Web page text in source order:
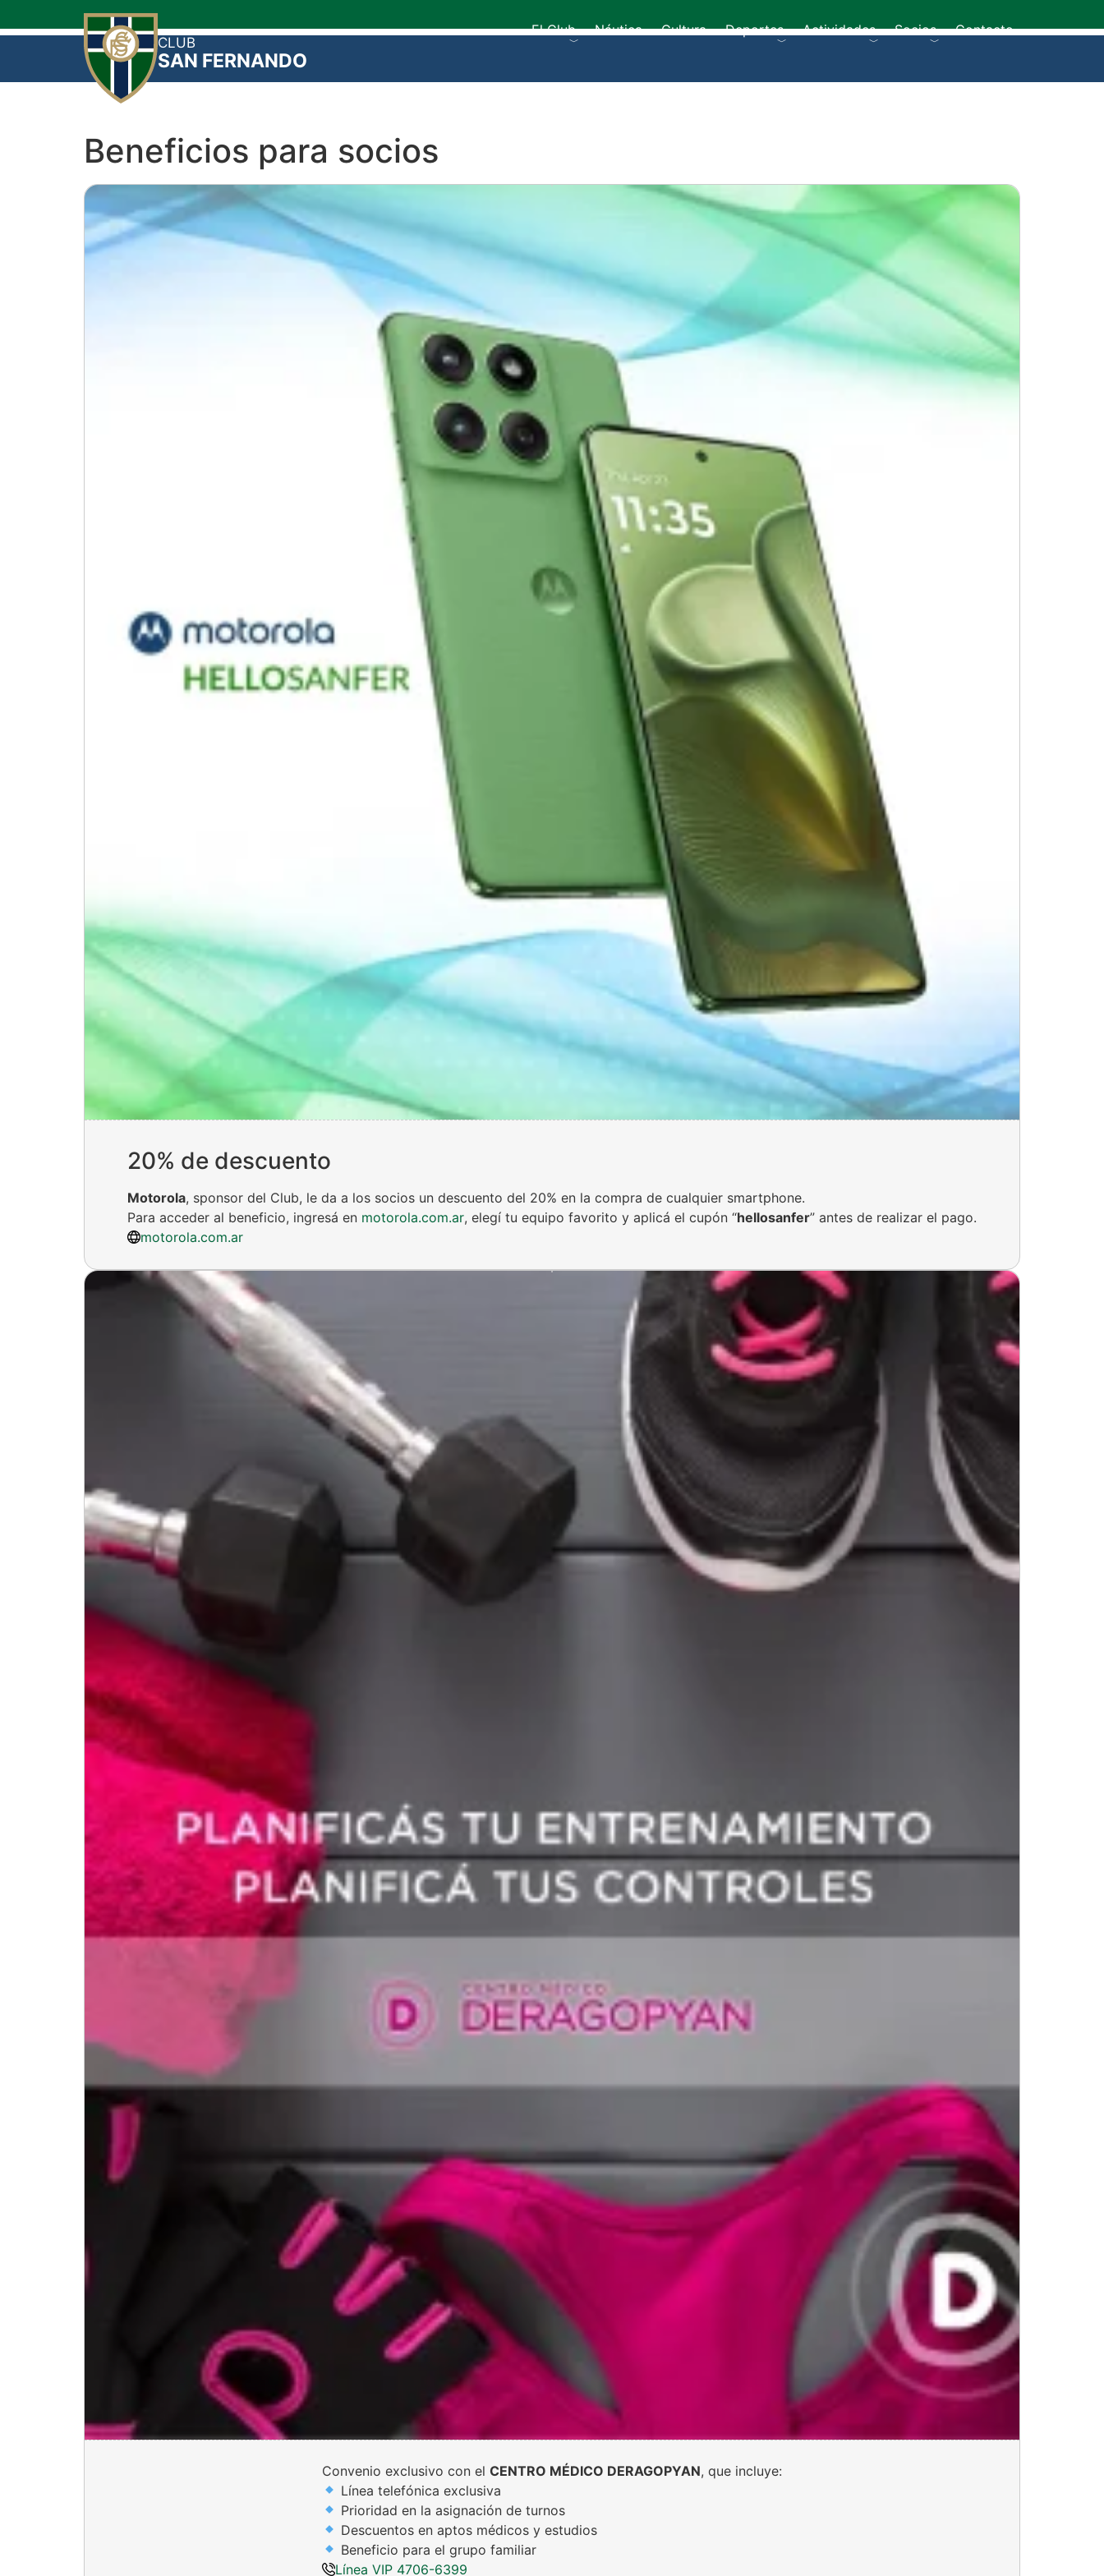
CLUB
SAN FERNANDO
El Club Náutica Cultura Deportes Actividades Socios Contacto
Beneficios para socios
20% de descuento
Motorola, sponsor del Club, le da a los socios un descuento del 20% en la compra de cualquier smartphone.
Para acceder al beneficio, ingresá en motorola.com.ar, elegí tu equipo favorito y aplicá el cupón “hellosanfer” antes de realizar el pago.
motorola.com.ar
Convenio exclusivo con el CENTRO MÉDICO DERAGOPYAN, que incluye:
Línea telefónica exclusiva
Prioridad en la asignación de turnos
Descuentos en aptos médicos y estudios
Beneficio para el grupo familiar
Línea VIP 4706-6399